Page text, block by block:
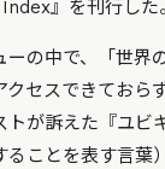
』を刊行した
ーの中で、「世界
クセスできておら
トが訴えた『ユビ
ることを表す言葉